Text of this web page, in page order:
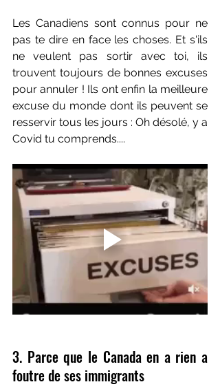
Les Canadiens sont connus pour ne
pas te dire en face les choses. Et s'ils
ne veulent pas sortir avec toi, ils
trouvent toujours de bonnes excuses
pour annuler ! Ils ont enfin la meilleure
excuse du monde dont ils peuvent se
resservir tous les jours : Oh désolé, y a
Covid tu comprends....
3. Parce que le Canada en a rien a
foutre de ses immigrants